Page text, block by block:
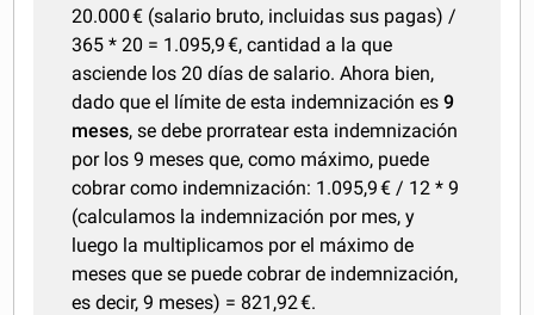
20.000 € (salario bruto, incluidas sus pagas) /
365 * 20 = 1.095,9 €, cantidad a la que
asciende los 20 días de salario. Ahora bien,
dado que el límite de esta indemnización es9
meses, se debe prorratear esta indemnización
por los 9 meses que, como máximo, puede
cobrar como indemnización: 1.095,9 € / 12 * 9
(calculamos la indemnización por mes, y
luego la multiplicamos por el máximo de
meses que se puede cobrar de indemnización,
es decir, 9 meses) = 821,92 €.